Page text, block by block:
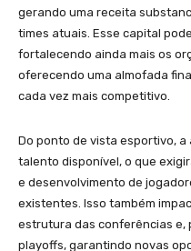
gerando uma receita
times atuais. Esse capital
fortalecendo ainda mais os
oferecendo uma almofada
cada vez mais competitivo.
Do ponto de vista esportivo,
talento disponível, o que
e desenvolvimento de
existentes. Isso também
estrutura das conferências e,
playoffs, garantindo novas